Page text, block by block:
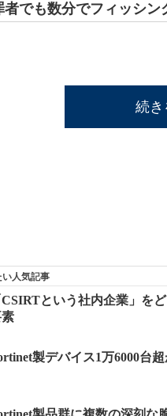
者でも数分でフィッシン
続き
人気記事
CSIRTという社内企業」を
製デバイス1万6000台